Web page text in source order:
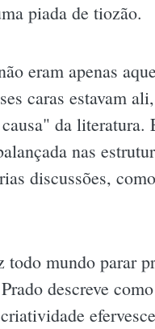
piada de tiozão.
eram apenas
caras estavam
da literatura.
nas
discussões,
todo mundo parar
descreve